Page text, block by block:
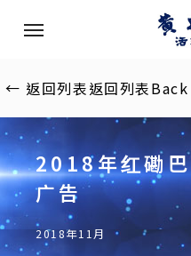
content
Menu
← 返回列表返回列表Back
2018年红磡
广告
2018年11月